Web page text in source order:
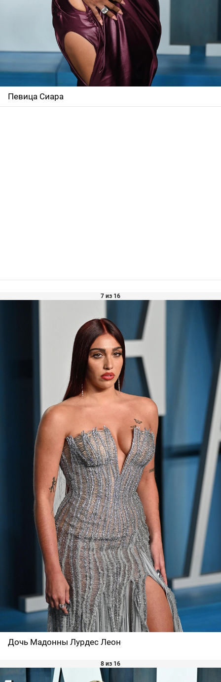
Певица Сиара
7 из 16
Дочь Мадонны Лурдес Леон
8 из 16